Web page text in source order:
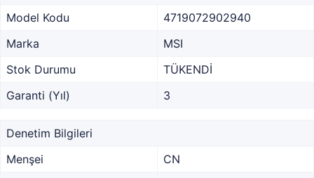
Model Kodu
4719072902940
Marka
MSI
Stok Durumu
TÜKENDİ
Garanti (Yıl)
3
Denetim Bilgileri
Menşei
CN